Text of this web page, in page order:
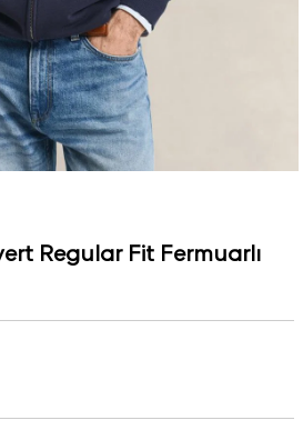
Regular Fit Fermuarlı